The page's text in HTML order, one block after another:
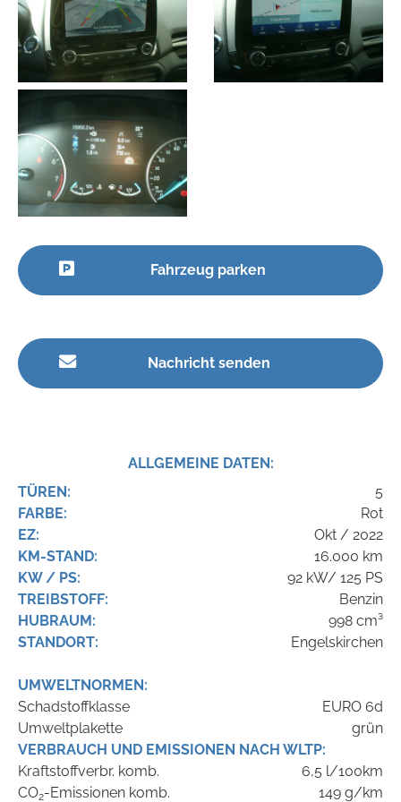
Fahrzeug parken
Nachricht senden
ALLGEMEINE DATEN:
TÜREN:
5
FARBE:
Rot
EZ:
Okt / 2022
KM-STAND:
16.000 km
KW / PS:
92 kW/ 125 PS
TREIBSTOFF:
Benzin
HUBRAUM:
998 cm³
STANDORT:
Engelskirchen
UMWELTNORMEN:
Schadstoffklasse
EURO 6d
Umweltplakette
grün
VERBRAUCH UND EMISSIONEN NACH WLTP:
Kraftstoffverbr. komb.
6,5 l/100km
CO2-Emissionen komb. 149 g/km